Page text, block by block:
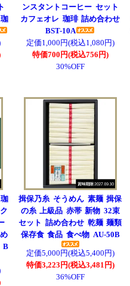
ンスタントコーヒー セット
カフェオレ 珈琲 詰め合わせ
BST-10A
定価1,000円(税込1,080円)
特価700円(税込756円)
30%OFF
B
揖保乃糸 そうめん 素麺 揖保
の糸 上級品 赤帯 新物 32束
セット 詰め合わせ 乾麺 麺類
保存食 食品 食べ物 AU-50B
定価5,000円(税込5,400円)
特価3,223円(税込3,481円)
36%OFF